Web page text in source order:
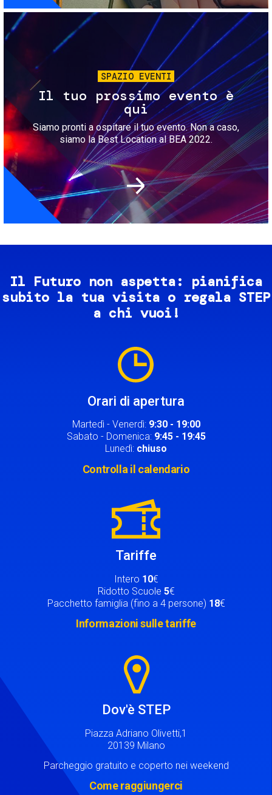
Immagine
SPAZIO EVENTI
Il tuo prossimo evento è
qui
Siamo pronti a ospitare il tuo evento. Non a caso,
siamo la Best Location al BEA 2022.
Il Futuro non aspetta: pianifica
subito la tua visita o regala STEP
a chi vuoi!
Orari di apertura
Martedì - Venerdì: 9:30 - 19:00
Sabato - Domenica: 9:45 - 19:45
Lunedì: chiuso
Controlla il calendario
Tariffe
Intero 10€
Ridotto Scuole 5€
Pacchetto famiglia (fino a 4 persone) 18€
Informazioni sulle tariffe
Dov'è STEP
Piazza Adriano Olivetti,1
20139 Milano
Parcheggio gratuito e coperto nei weekend
Come raggiungerci